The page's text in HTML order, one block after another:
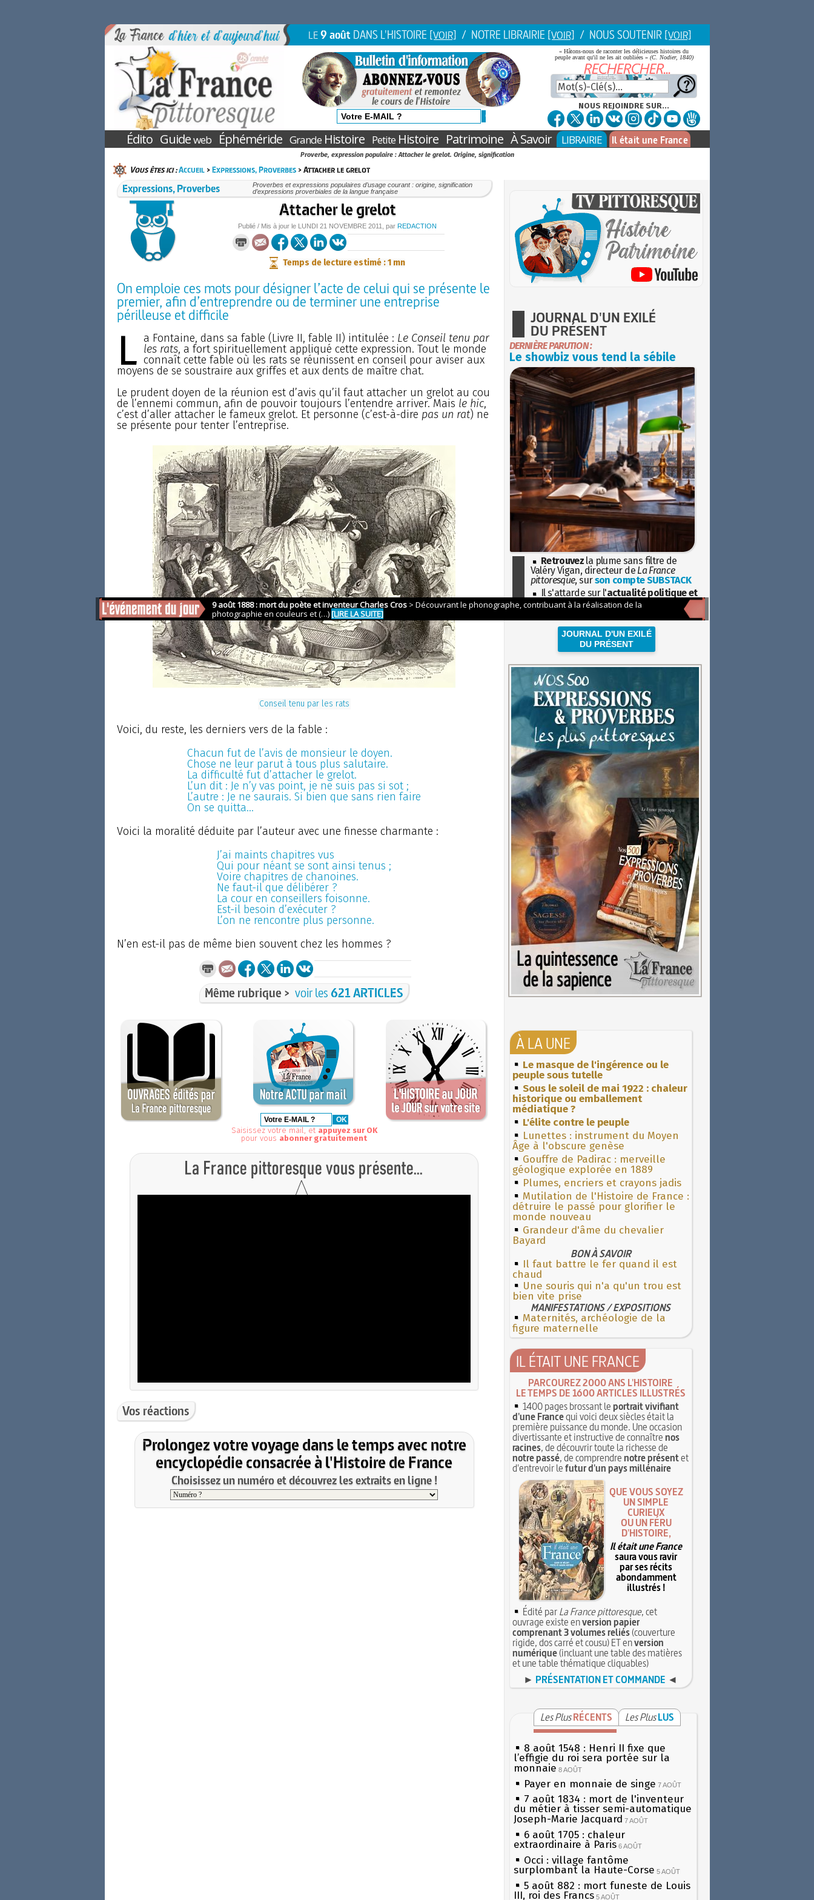
LE9 août DANS L'HISTOIRE [VOIR] / NOTRE LIBRAIRIE [VOIR] / NOUS SOUTENIR [VOIR]
« Hâtons-nous de raconter les délicieuses histoires du
peuple avant qu'il ne les ait oubliées » (C. Nodier, 1840)
NOUS REJOINDRE SUR...
Édito Guideweb Éphéméride GrandeHistoire PetiteHistoire Patrimoine À Savoir LIBRAIRIE Il était une France
Proverbe, expression populaire : Attacher le grelot. Origine, signification
Vous êtes ici :Accueil>Expressions, Proverbes> Attacher le grelot
Expressions, Proverbes
Proverbes et expressions populaires d’usage courant : origine, signification
d’expressions proverbiales de la langue française
Attacher le grelot
Publié / Mis à jour le LUNDI 21 NOVEMBRE 2011 , par REDACTION
Temps de lecture estimé : 1 mn
On emploie ces mots pour désigner l’acte de celui qui se présente le
premier, afin d’entreprendre ou de terminer une entreprise
périlleuse et difficile
L a Fontaine, dans sa fable (Livre II, fable II) intitulée : Le Conseil tenu par
les rats, a fort spirituellement appliqué cette expression. Tout le monde
connaît cette fable où les rats se réunissent en conseil pour aviser aux
moyens de se soustraire aux griffes et aux dents de maître chat.
Le prudent doyen de la réunion est d’avis qu’il faut attacher un grelot au cou
de l’ennemi commun, afin de pouvoir toujours l’entendre arriver. Mais le hic,
c’est d’aller attacher le fameux grelot. Et personne (c’est-à-dire pas un rat) ne
se présente pour tenter l’entreprise.
Conseil tenu par les rats
Voici, du reste, les derniers vers de la fable :
Chacun fut de l’avis de monsieur le doyen.
Chose ne leur parut à tous plus salutaire.
La difficulté fut d’attacher le grelot.
L’un dit : Je n’y vas point, je ne suis pas si sot ;
L’autre : Je ne saurais. Si bien que sans rien faire
On se quitta...
Voici la moralité déduite par l’auteur avec une finesse charmante :
J’ai maints chapitres vus
Qui pour néant se sont ainsi tenus ;
Voire chapitres de chanoines.
Ne faut-il que délibérer ?
La cour en conseillers foisonne.
Est-il besoin d’exécuter ?
L’on ne rencontre plus personne.
N’en est-il pas de même bien souvent chez les hommes ?
Même rubrique > voir les621 ARTICLES
Saisissez votre mail, et appuyez sur OK
pour vous abonner gratuitement
Vos réactions
Prolongez votre voyage dans le temps avec notre
encyclopédie consacrée à l'Histoire de France
Choisissez un numéro et découvrez les extraits en ligne !
JOURNAL D'UN EXILÉ
DU PRÉSENT
DERNIÈRE PARUTION :
Le showbiz vous tend la sébile
Retrouvez la plume sans filtre de
Valéry Vigan, directeur de La France
pittoresque, surson compte SUBSTACK
Il s'attarde sur l'actualité politique et
sociétaleavec la hauteur de vue de
JOURNAL D'UN EXILÉ
DU PRÉSENT
À LA UNE
Le masque de l'ingérence ou le
peuple sous tutelle
Sous le soleil de mai 1922 : chaleur
historique ou emballement
médiatique ?
L'élite contre le peuple
Lunettes : instrument du Moyen
Âge à l'obscure genèse
Gouffre de Padirac : merveille
géologique explorée en 1889
Plumes, encriers et crayons jadis
Mutilation de l'Histoire de France :
détruire le passé pour glorifier le
monde nouveau
Grandeur d'âme du chevalier
Bayard
BON À SAVOIR
Il faut battre le fer quand il est
chaud
Une souris qui n'a qu'un trou est
bien vite prise
MANIFESTATIONS / EXPOSITIONS
Maternités, archéologie de la
figure maternelle
IL ÉTAIT UNE FRANCE
PARCOUREZ 2000 ANS L'HISTOIRE
LE TEMPS DE 1600 ARTICLES ILLUSTRÉS
1400 pages brossant leportrait vivifiant
d'une Francequi voici deux siècles était la
première puissance du monde. Une occasion
divertissante et instructive de connaîtrenos
racines, de découvrir toute la richesse de
notre passé, de comprendrenotre présentet
d'entrevoir lefutur d'un pays millénaire
QUE VOUS SOYEZ
UN SIMPLE
CURIEUX
OU UN FÉRU
D'HISTOIRE,
Il était une France
saura vous ravir
par ses récits
abondamment
illustrés !
Édité parLa France pittoresque, cet
ouvrage existe enversion papier
comprenant 3 volumes reliés(couverture
rigide, dos carré et cousu) ET enversion
numérique(incluant une table des matières
et une table thématique cliquables)
► PRÉSENTATION ET COMMANDE ◄
Les Plus RÉCENTS Les Plus LUS
8 août 1548 : Henri II fixe que
l’effigie du roi sera portée sur la
monnaie 8 AOÛT
Payer en monnaie de singe 7 AOÛT
7 août 1834 : mort de l'inventeur
du métier à tisser semi-automatique
Joseph-Marie Jacquard 7 AOÛT
6 août 1705 : chaleur
extraordinaire à Paris 6 AOÛT
Occi : village fantôme
surplombant la Haute-Corse 5 AOÛT
5 août 882 : mort funeste de Louis
III, roi des Francs 5 AOÛT